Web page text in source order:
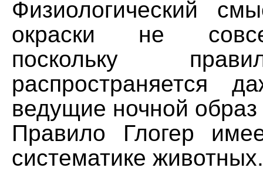
Физиологический
окраски не
поскольку
распространяется
ведущие ночной
Правило Глогер
систематике животных.